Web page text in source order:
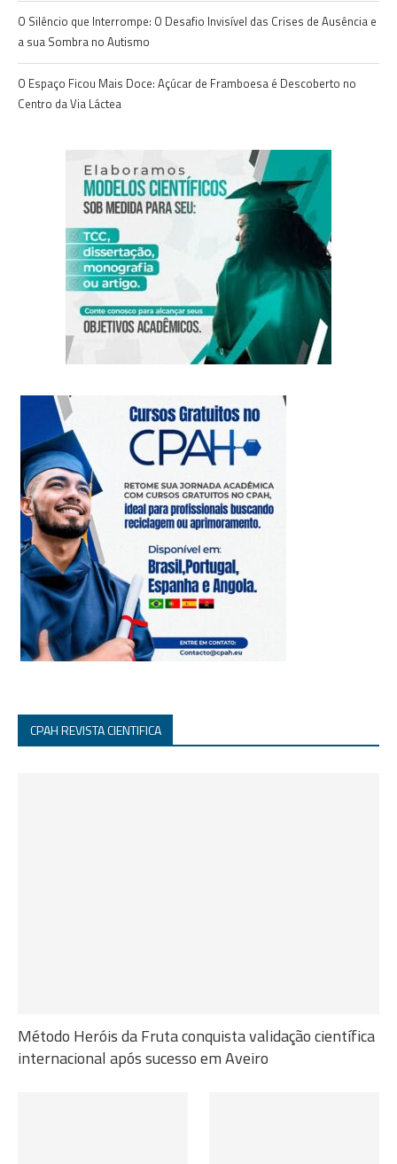
O Silêncio que Interrompe: O Desafio Invisível das Crises de Ausência e
a sua Sombra no Autismo
O Espaço Ficou Mais Doce: Açúcar de Framboesa é Descoberto no
Centro da Via Láctea
CPAH REVISTA CIENTIFICA
Método Heróis da Fruta conquista validação científica
internacional após sucesso em Aveiro